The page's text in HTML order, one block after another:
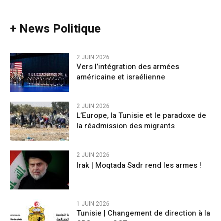
+ News Politique
2 JUIN 2026
Vers l’intégration des armées
américaine et israélienne
2 JUIN 2026
L’Europe, la Tunisie et le paradoxe de
la réadmission des migrants
2 JUIN 2026
Irak | Moqtada Sadr rend les armes !
1 JUIN 2026
Tunisie | Changement de direction à la